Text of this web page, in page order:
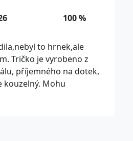
100 %
to hrnek,ale
Tričko je vyrobeno z
příjemného na dotek,
kouzelný. Mohu